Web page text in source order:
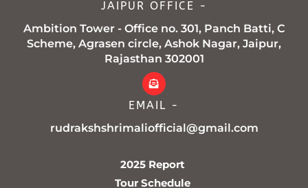
JAIPUR OFFICE -
Ambition Tower - Office no. 301, Panch Batti, C
Scheme, Agrasen circle, Ashok Nagar, Jaipur,
Rajasthan 302001
EMAIL -
rudrakshshrimaliofficial@gmail.com
2025 Report
Tour Schedule